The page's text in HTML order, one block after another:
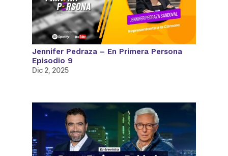
Jennifer Pedraza – En Primera Persona
Episodio 9
Dic 2, 2025